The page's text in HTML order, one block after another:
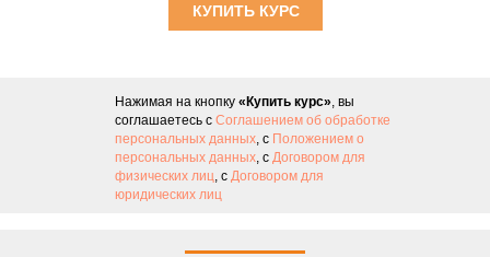
КУПИТЬ КУРС
Нажимая на кнопку «Купить курс», вы
соглашаетесь с Соглашением об обработке
персональных данных, с Положением о
персональных данных, с Договором для
физических лиц, с Договором для
юридических лиц